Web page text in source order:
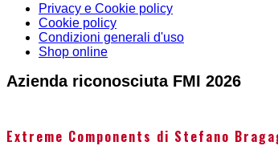
Privacy e Cookie policy
Cookie policy
Condizioni generali d'uso
Shop online
Azienda riconosciuta FMI 2026
Extreme Components di Stefano